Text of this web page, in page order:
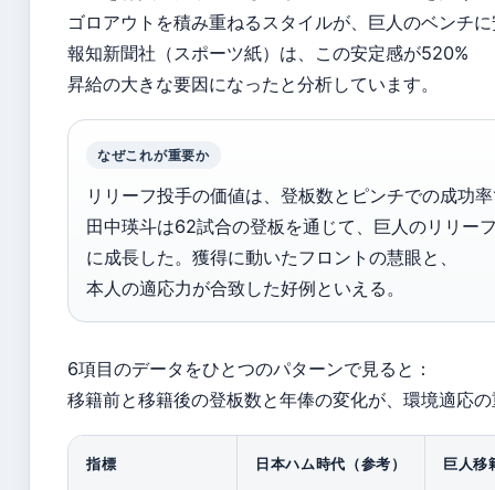
ゴロアウトを積み重ねるスタイルが、巨人のベンチ
報知新聞社（スポーツ紙）は、この安定感が520%
昇給の大きな要因になったと分析しています。
なぜこれが重要か
リリーフ投手の価値は、登板数とピンチでの成功
田中瑛斗は62試合の登板を通じて、巨人のリリー
に成長した。獲得に動いたフロントの慧眼と、
本人の適応力が合致した好例といえる。
6項目のデータをひとつのパターンで見ると：
移籍前と移籍後の登板数と年俸の変化が、環境適応
指標 日本ハム時代（参考） 巨人